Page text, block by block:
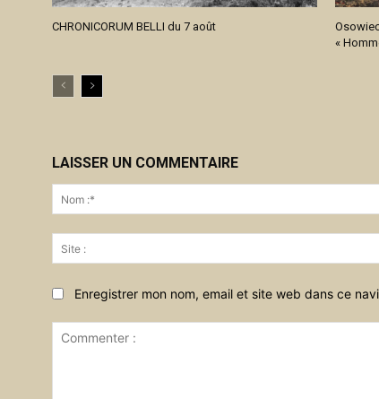
CHRONICORUM BELLI du 7 août
«
LAISSER UN COMMENTAIRE
Enregistrer mon nom, email et site web dans ce